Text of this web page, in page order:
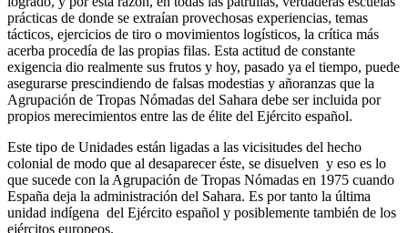
prácticas de donde se extraían provechosas experiencias, temas
tácticos, ejercicios de tiro o movimientos logísticos, la crítica más
acerba procedía de las propias filas. Esta actitud de constante
exigencia dio realmente sus frutos y hoy, pasado ya el tiempo, puede
asegurarse prescindiendo de falsas modestias y añoranzas que la
Agrupación de Tropas Nómadas del Sahara debe ser incluida por
propios merecimientos entre las de élite del Ejército español.
Este tipo de Unidades están ligadas a las vicisitudes del hecho
colonial de modo que al desaparecer éste, se disuelven y eso es lo
que sucede con la Agrupación de Tropas Nómadas en 1975 cuando
España deja la administración del Sahara. Es por tanto la última
unidad indígena del Ejército español y posiblemente también de los
ejércitos europeos.